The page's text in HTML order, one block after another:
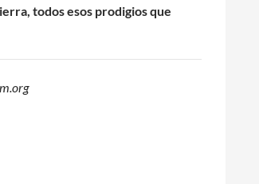
todos esos prodigios que